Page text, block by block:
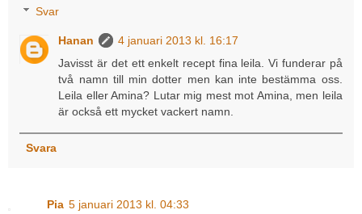
Svar
Hanan
4 januari 2013 kl. 16:17
Javisst är det ett enkelt recept fina leila. Vi funderar på
två namn till min dotter men kan inte bestämma oss.
Leila eller Amina? Lutar mig mest mot Amina, men leila
är också ett mycket vackert namn.
Svara
Pia 5 januari 2013 kl. 04:33